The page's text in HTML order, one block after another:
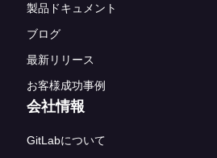
製品ドキュメント
ブログ
最新リリース
お客様成功事例
会社情報
GitLabについて